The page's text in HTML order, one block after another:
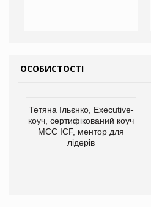
ОСОБИСТОСТІ
Тетяна Ільєнко, Executive-
коуч, сертифікований коуч
МСС ICF, ментор для
лідерів